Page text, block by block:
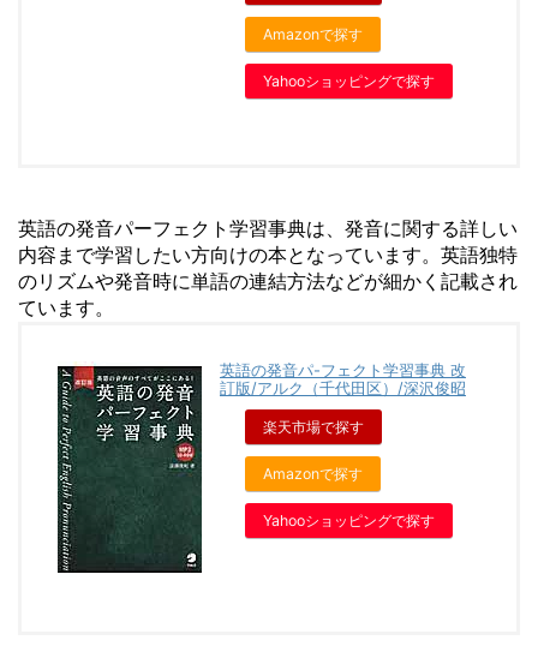
Amazonで探す
Yahooショッピングで探す
英語の発音パーフェクト学習事典は、発音に関する詳しい
内容まで学習したい方向けの本となっています。英語独特
のリズムや発音時に単語の連結方法などが細かく記載され
ています。
英語の発音パ-フェクト学習事典 改
訂版/アルク（千代田区）/深沢俊昭
楽天市場で探す
Amazonで探す
Yahooショッピングで探す